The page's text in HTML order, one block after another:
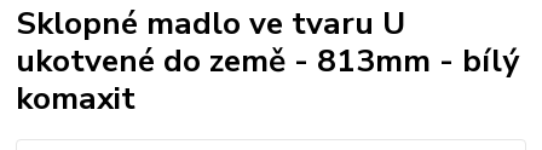
Sklopné madlo ve tvaru U
ukotvené do země - 813mm - bílý
komaxit